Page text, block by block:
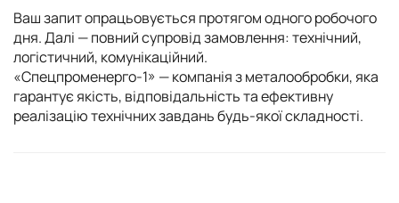
Ваш запит опрацьовується протягом одного робочого
дня. Далі — повний супровід замовлення: технічний,
логістичний, комунікаційний.
«Спецпроменерго-1» — компанія з металообробки, яка
гарантує якість, відповідальність та ефективну
реалізацію технічних завдань будь-якої складності.